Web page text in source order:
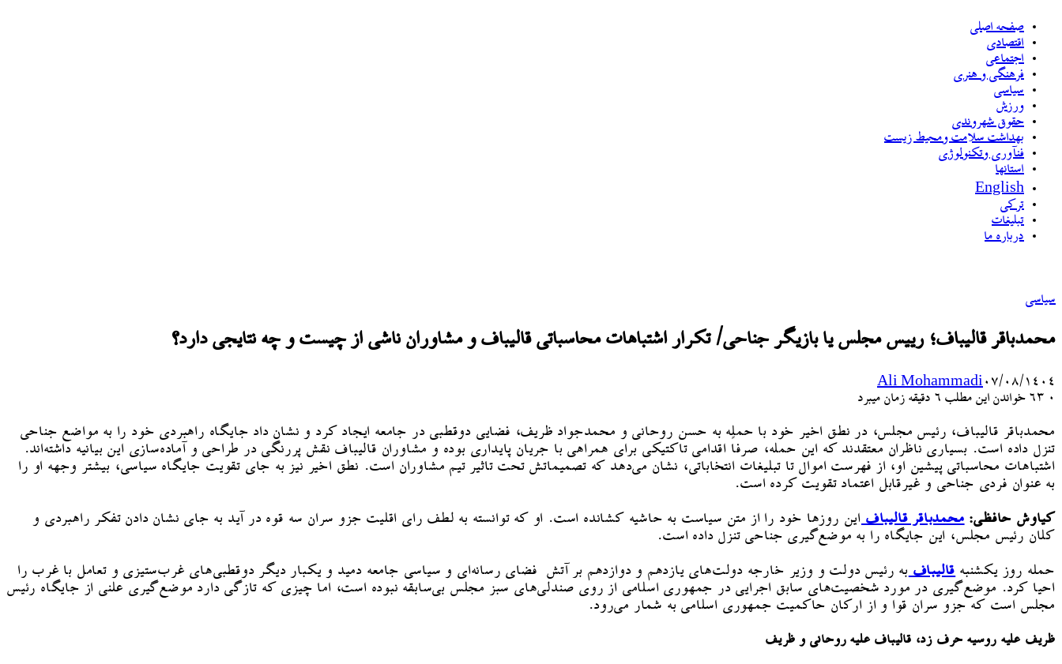
صفحه اصلی
اقتصادی
اجتماعی
فرهنگی و هنری
سیاسی
ورزش
حقوق شهروندی
بهداشت سلامت ومحیط زیست
فنآوری وتکنولوژی
استانها
English
ترکی
تبلیغات
درباره ما
سیاسی
محمدباقر قالیباف؛ رییس مجلس یا بازیگر جناحی/ تکرار اشتباهات محاسباتی قالیباف و مشاوران ناشی از چیست و چه نتایجی دارد؟
Ali Mohammadi۰۷/۰۸/۱۴۰۴
۰
خواندن این مطلب 6 دقیقه زمان میبرد
محمدباقر قالیباف، رئیس مجلس، در نطق اخیر خود با حمله به حسن روحانی و محمدجواد ظریف، فضایی دوقطبی در جامعه ایجاد کرد و نشان داد جایگاه راهبردی خود را به مواضع جناحی
تنزل داده است. بسیاری ناظران معتقدند که این حمله، صرفاً اقدامی تاکتیکی برای همراهی با جریان پایداری بوده و مشاوران قالیباف نقش پررنگی در طراحی و آماده‌سازی این بیانیه داشته‌اند.
اشتباهات محاسباتی پیشین او، از فهرست اموال تا تبلیغات انتخاباتی، نشان می‌دهد که تصمیماتش تحت تاثیر تیم مشاوران است. نطق اخیر نیز به جای تقویت جایگاه سیاسی، بیشتر وجهه او را
به عنوان فردی جناحی و غیرقابل اعتماد تقویت کرده است.
کیاوش حافظی:محمدباقر قالیبافاین روزها خود را از متن سیاست به حاشیه کشانده است. او که توانسته به لطف رای اقلیت جزو سران سه قوه در آید به جای نشان دادن تفکر راهبردی و
کلان رئیس مجلس، این جایگاه را به موضع‌گیری جناحی تنزل داده است.
حمله روز یکشنبهقالیبافبه رئیس دولت و وزیر خارجه دولت‌های یازدهم و دوازدهم بر آتش فضای رسانه‌ای و سیاسی جامعه دمید و یکبار دیگر دوقطبی‌های غرب‌ستیزی و تعامل با غرب را
احیا کرد. موضع‌گیری در مورد شخصیت‌های سابق اجرایی در جمهوری اسلامی از روی صندلی‌های سبز مجلس بی‌سابقه نبوده است، اما چیزی که تازگی دارد موضع‌گیری علنی از جایگاه رئیس
مجلس است که جزو سران قوا و از ارکان حاکمیت جمهوری اسلامی به شمار می‌رود.
ظریف علیه روسیه حرف زد، قالیباف علیه روحانی و ظریف